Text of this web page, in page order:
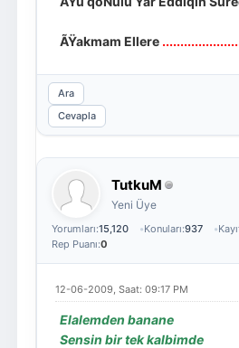
ÃŸakmam Ellere
Ara
Cevapla
TutkuM
Yeni Üye
Yorumları:15,120 Konuları:937
Rep Puanı:0
12-06-2009, Saat: 09:17 PM
Elalemden banane
Sensin bir tek kalbimde